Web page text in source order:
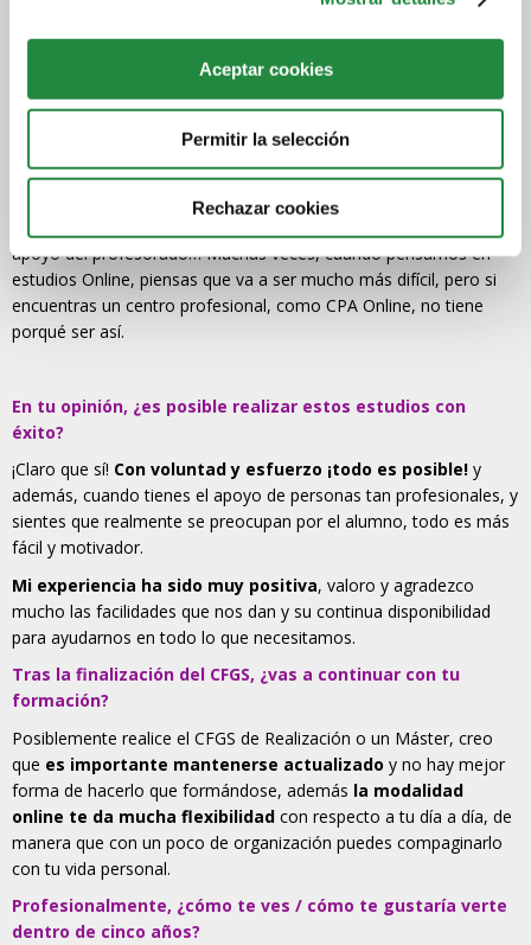
Aceptar cookies
Permitir la selección
Rechazar cookies
mercado laboral sin una formación sólida, sea cual sea el ámbito
¿Por qué elegiste estudiar un CFGS en formato online?
Me hubiera gustado hacerlo presencial, pero por mis
circunstancias familiares, tengo dos niños muy pequeñitos, y con
el trabajo no podía ser de otra manera,necesitaba hacerlo a
apoyo del profesorado… Muchas veces, cuando pensamos en
estudios Online, piensas que va a ser mucho más difícil, pero si
encuentras un centro profesional, como CPA Online, no tiene
porqué ser así.
En tu opinión, ¿es posible realizar estos estudios con
éxito?
¡Claro que sí! Con voluntad y esfuerzo ¡todo es posible! y
además, cuando tienes el apoyo de personas tan profesionales, y
sientes que realmente se preocupan por el alumno, todo es más
fácil y motivador.
Mi experiencia ha sido muy positiva, valoro y agradezco
mucho las facilidades que nos dan y su continua disponibilidad
para ayudarnos en todo lo que necesitamos.
Tras la finalización del CFGS, ¿vas a continuar con tu
formación?
Posiblemente realice el CFGS de Realización o un Máster, creo
que es importante mantenerse actualizado y no hay mejor
forma de hacerlo que formándose, además la modalidad
online te da mucha flexibilidad con respecto a tu día a día, de
manera que con un poco de organización puedes compaginarlo
con tu vida personal.
Profesionalmente, ¿cómo te ves / cómo te gustaría verte
dentro de cinco años?